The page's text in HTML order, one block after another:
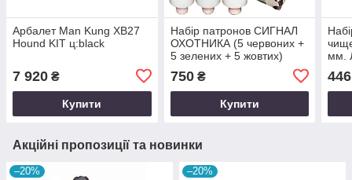
Арбалет Man Kung XB27
Hound KIT ц:black
7 920 ₴
Купити
Набір патронов СИГНАЛ
ОХОТНИКА (5 червоних +
5 зелених + 5 жовтих)
750₴
Купити
мм.
Акційні пропозиції та новинки
–20% –20%